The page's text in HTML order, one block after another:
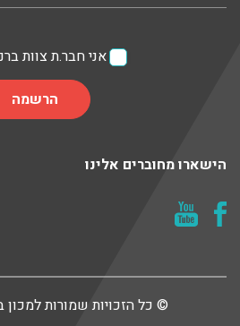
אני חבר.ת צוות
הישארו מחוברים אלינו
© כל הזכויות שמורות למכון